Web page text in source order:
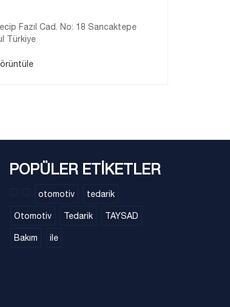
Fazıl Cad. No: 18 Sancaktepe
Türkiye
POPÜLER ETİKETLER
otomotiv tedarik
Otomotiv Tedarik TAYSAD
Bakım ile